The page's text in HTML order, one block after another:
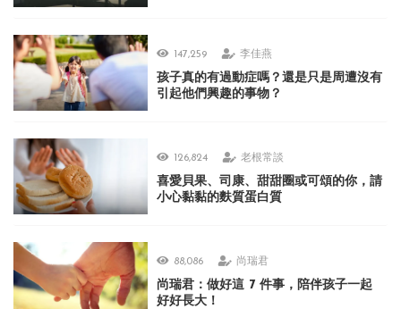
147,259 李佳燕
孩子真的有過動症嗎？還是只是周遭沒有
引起他們興趣的事物？
126,824 老根常談
喜愛貝果、司康、甜甜圈或可頌的你，請
小心黏黏的麩質蛋白質
88,086 尚瑞君
尚瑞君：做好這 7 件事，陪伴孩子一起
好好長大！